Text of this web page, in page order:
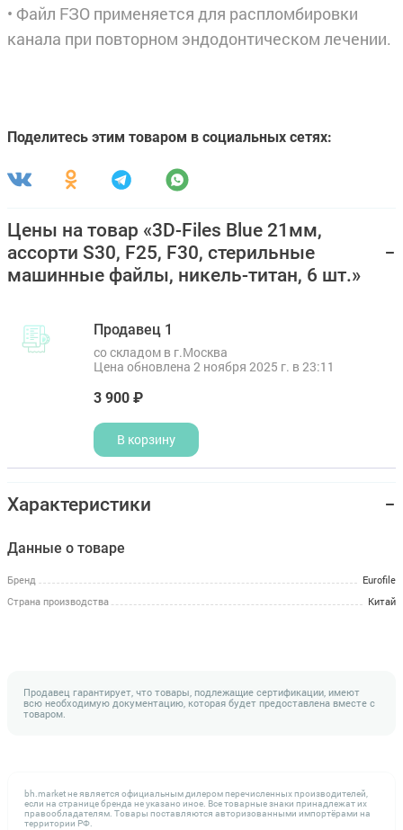
• Файл FЗО применяется для распломбировки
канала при повторном эндодон­тическом лечении.
Поделитесь этим товаром в социальных сетях:
Цены на товар «3D-Files Blue 21мм,
ассорти S30, F25, F30, стерильные
машинные файлы, никель-титан, 6 шт.»
Продавец 1
со складом в г.Москва
Цена обновлена 2 ноября 2025 г. в 23:11
3 900 ₽
В корзину
Характеристики
Данные о товаре
Бренд
Eurofile
Страна производства
Китай
Продавец гарантирует, что товары, подлежащие сертификации, имеют
всю необходимую документацию, которая будет предоставлена вместе с
товаром.
bh.market не является официальным дилером перечисленных производителей,
если на странице бренда не указано иное. Все товарные знаки принадлежат их
правообладателям. Товары поставляются авторизованными импортёрами на
территории РФ.